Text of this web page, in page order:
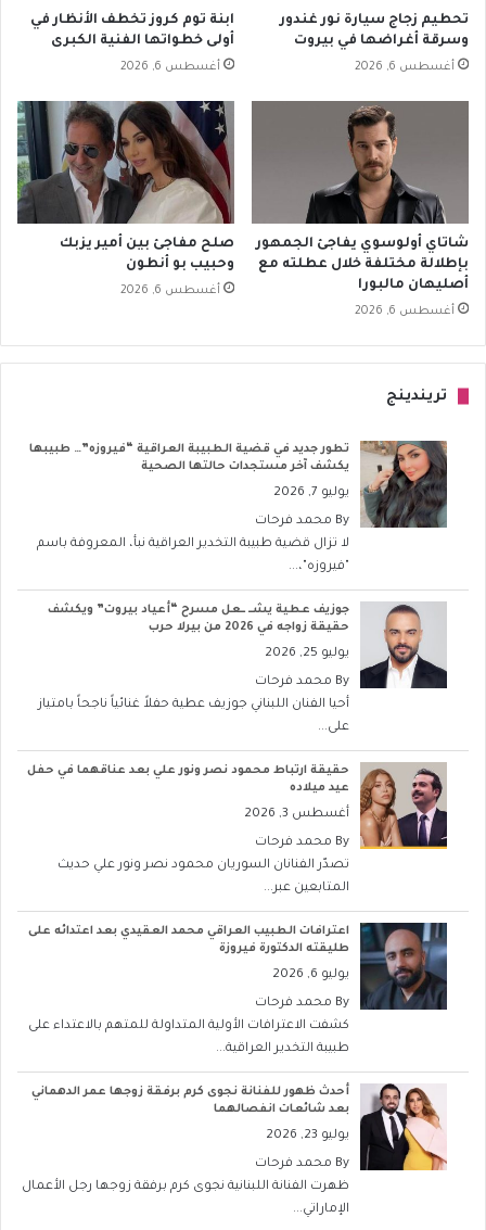
تحطيم زجاج سيارة نور غندور
وسرقة أغراضها في بيروت
أغسطس 6, 2026
ابنة توم كروز تخطف الأنظار في
أولى خطواتها الفنية الكبرى
أغسطس 6, 2026
شاتاي أولوسوي يفاجئ الجمهور
بإطلالة مختلفة خلال عطلته مع
أصليهان مالبورا
أغسطس 6, 2026
صلح مفاجئ بين أمير يزبك
وحبيب بو أنطون
أغسطس 6, 2026
تريندينج
تطور جديد في قضية الطبيبة العراقية “فيروزه”… طبيبها
يكشف آخر مستجدات حالتها الصحية
يوليو 7, 2026
By محمد فرحات
لا تزال قضية طبيبة التخدير العراقية نبأ، المعروفة باسم
"فيروزه"،...
جوزيف عطية يشــ ــعل مسرح “أعياد بيروت” ويكشف
حقيقة زواجه في 2026 من بيرلا حرب
يوليو 25, 2026
By محمد فرحات
أحيا الفنان اللبناني جوزيف عطية حفلاً غنائياً ناجحاً بامتياز
على...
حقيقة ارتباط محمود نصر ونور علي بعد عناقهما في حفل
عيد ميلاده
أغسطس 3, 2026
By محمد فرحات
تصدّر الفنانان السوريان محمود نصر ونور علي حديث
المتابعين عبر...
اعترافات الطبيب العراقي محمد العقيدي بعد اعتدائه على
طليقته الدكتورة فيروزة
يوليو 6, 2026
By محمد فرحات
كشفت الاعترافات الأولية المتداولة للمتهم بالاعتداء على
طبيبة التخدير العراقية...
أحدث ظهور للفنانة نجوى كرم برفقة زوجها عمر الدهماني
بعد شائعات انفصالهما
يوليو 23, 2026
By محمد فرحات
ظهرت الفنانة اللبنانية نجوى كرم برفقة زوجها رجل الأعمال
الإماراتي...